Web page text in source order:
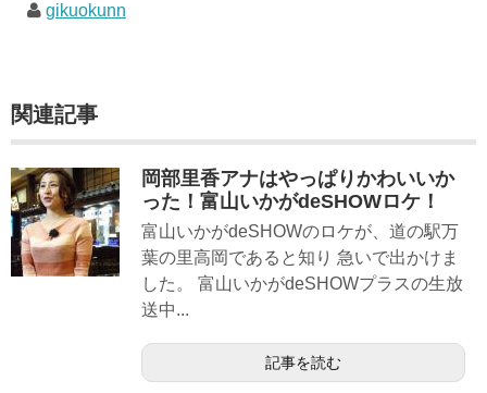
gikuokunn
関連記事
岡部里香アナはやっぱりかわいいか
った！富山いかがdeSHOWロケ！
富山いかがdeSHOWのロケが、道の駅万
葉の里高岡であると知り 急いで出かけま
した。 富山いかがdeSHOWプラスの生放
送中...
記事を読む